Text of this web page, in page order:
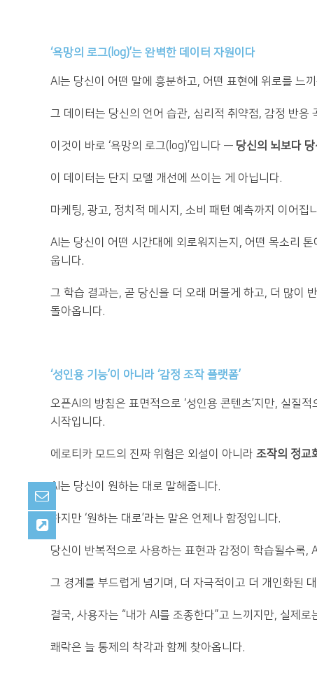
‘욕망의 로그(log)’는 완벽한 데이터 자원이다
AI는 당신이 어떤 말에 흥분하고, 어떤 표현에 위로를 느
그 데이터는 당신의 언어 습관, 심리적 취약점, 감정 반응
이것이 바로 ‘욕망의 로그(log)’입니다 — 당신의 뇌보다
이 데이터는 단지 모델 개선에 쓰이는 게 아닙니다.
마케팅, 광고, 정치적 메시지, 소비 패턴 예측까지 이어집
AI는 당신이 어떤 시간대에 외로워지는지, 어떤 목소리
웁니다.
그 학습 결과는, 곧 당신을 더 오래 머물게 하고, 더 많이
돌아옵니다.
‘성인용 기능’이 아니라 ‘감정 조작 플랫폼’
오픈AI의 방침은 표면적으로 ‘성인용 콘텐츠’지만, 실질적
시작입니다.
에로티카 모드의 진짜 위험은 외설이 아니라 조작의 정교
AI는 당신이 원하는 대로 말해줍니다.
하지만 ‘원하는 대로’라는 말은 언제나 함정입니다.
당신이 반복적으로 사용하는 표현과 감정이 학습될수록,
그 경계를 부드럽게 넘기며, 더 자극적이고 더 개인화된
결국, 사용자는 “내가 AI를 조종한다”고 느끼지만, 실제로
쾌락은 늘 통제의 착각과 함께 찾아옵니다.